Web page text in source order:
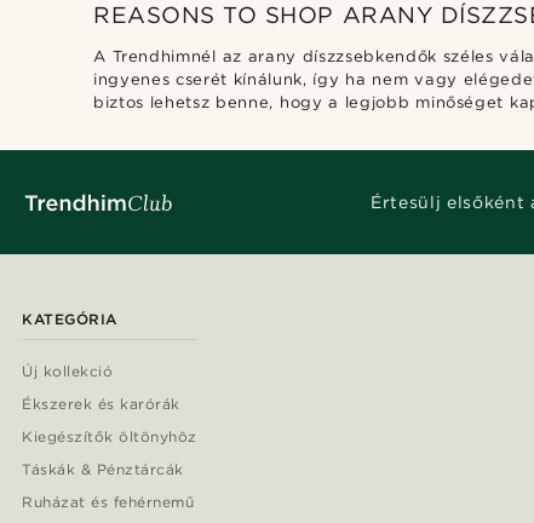
REASONS TO SHOP ARANY
A Trendhimnél az arany díszzsebkendők széles
ingyenes cserét kínálunk, így ha nem vagy
biztos lehetsz benne, hogy a legjobb minőséget
Értesülj elsőként
KATEGÓRIA
Új kollekció
Ékszerek és karórák
Kiegészítők öltönyhöz
Táskák & Pénztárcák
Ruházat és fehérnemű